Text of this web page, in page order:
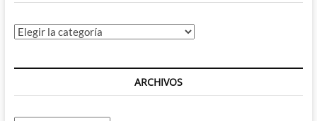
Categorías
ARCHIVOS